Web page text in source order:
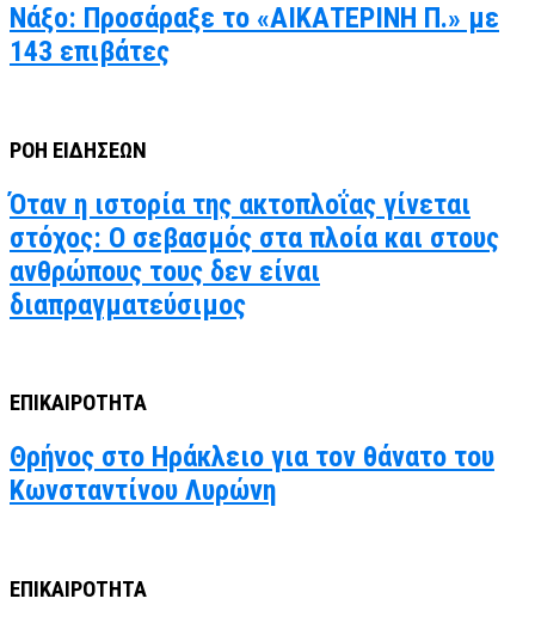
Νάξο: Προσάραξε το «ΑΙΚΑΤΕΡΙΝΗ Π.» με
143 επιβάτες
ΡΟΗ ΕΙΔΗΣΕΩΝ
Όταν η ιστορία της ακτοπλοΐας γίνεται
στόχος: Ο σεβασμός στα πλοία και στους
ανθρώπους τους δεν είναι
διαπραγματεύσιμος
ΕΠΙΚΑΙΡΟΤΗΤΑ
Θρήνος στο Ηράκλειο για τον θάνατο του
Κωνσταντίνου Λυρώνη
ΕΠΙΚΑΙΡΟΤΗΤΑ